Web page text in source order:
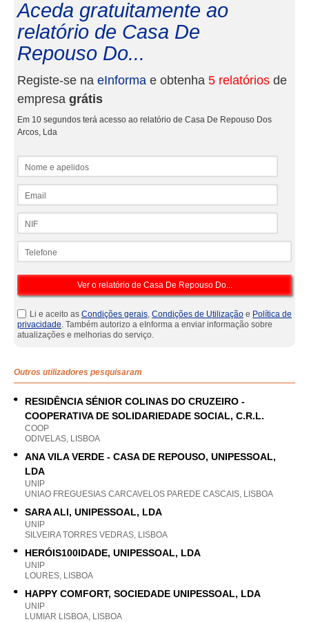
Aceda gratuitamente ao
relatório de Casa De
Repouso Do...
Registe-se na eInforma e obtenha 5 relatórios de
empresa grátis
Em 10 segundos terá acesso ao relatório de Casa De Repouso Dos
Arcos, Lda
Li e aceito as Condições gerais, Condições de Utilização e Política de
privacidade. Também autorizo a eInforma a enviar informação sobre
atualizações e melhorias do serviço.
Outros utilizadores pesquisaram
RESIDÊNCIA SÉNIOR COLINAS DO CRUZEIRO -
COOPERATIVA DE SOLIDARIEDADE SOCIAL, C.R.L.
COOP
ODIVELAS, LISBOA
ANA VILA VERDE - CASA DE REPOUSO, UNIPESSOAL,
LDA
UNIP
UNIAO FREGUESIAS CARCAVELOS PAREDE CASCAIS, LISBOA
SARA ALI, UNIPESSOAL, LDA
UNIP
SILVEIRA TORRES VEDRAS, LISBOA
HERÓIS100IDADE, UNIPESSOAL, LDA
UNIP
LOURES, LISBOA
HAPPY COMFORT, SOCIEDADE UNIPESSOAL, LDA
UNIP
LUMIAR LISBOA, LISBOA